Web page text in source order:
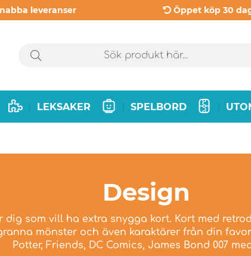
leveranser Öppet köp 30
LEKSAKER SPELBORD
Design
dig som vill ha extra snygga kort. Kort med
mönster och även karaktärer från din
Potter, Friends, DC Comics, James Bond 007